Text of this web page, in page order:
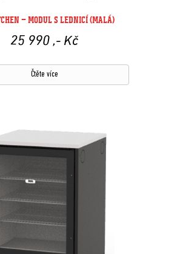
– MODUL S LEDNICÍ (MALÁ)
25 990 ,- Kč
Čtěte více